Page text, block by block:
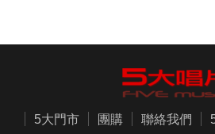
5大門市 團購 聯絡我們